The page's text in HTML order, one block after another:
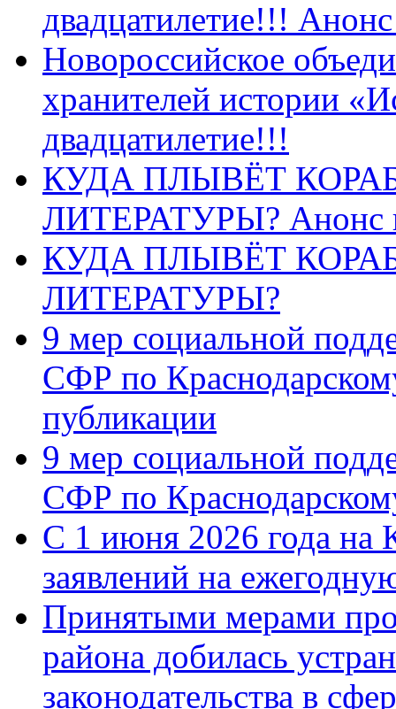
двадцатилетие!!!
Новороссийское
хранителей истории
двадцатилетие!!!
КУДА ПЛЫВЁТ
ЛИТЕРАТУРЫ? Анонс
КУДА ПЛЫВЁТ
ЛИТЕРАТУРЫ?
9 мер социальной
СФР по
публикации
9 мер социальной
СФР по
С 1 июня 2026 года на
заявлений на
Принятыми мерами
района добилась
законодательства в